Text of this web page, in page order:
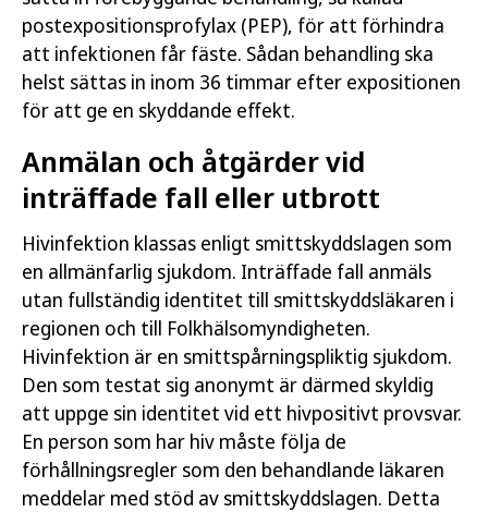
postexpositionsprofylax (PEP), för att förhindra
att infektionen får fäste. Sådan behandling ska
helst sättas in inom 36 timmar efter expositionen
för att ge en skyddande effekt.
Anmälan och åtgärder vid
inträffade fall eller utbrott
Hivinfektion klassas enligt smittskyddslagen som
en allmänfarlig sjukdom. Inträffade fall anmäls
utan fullständig identitet till smittskyddsläkaren i
regionen och till Folkhälsomyndigheten.
Hivinfektion är en smittspårningspliktig sjukdom.
Den som testat sig anonymt är därmed skyldig
att uppge sin identitet vid ett hivpositivt provsvar.
En person som har hiv måste följa de
förhållningsregler som den behandlande läkaren
meddelar med stöd av smittskyddslagen. Detta